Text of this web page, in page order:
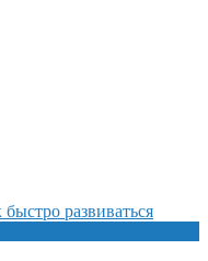
развиваться